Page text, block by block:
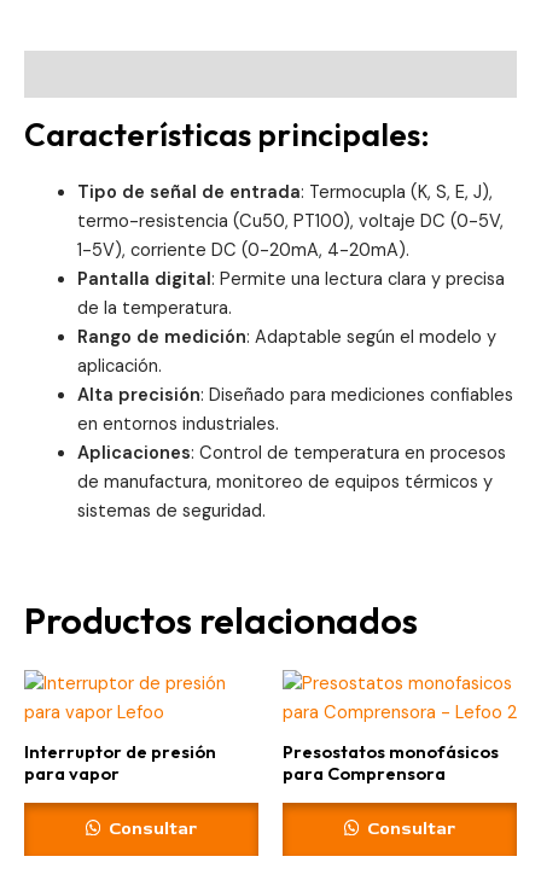
Características principales:
Tipo de señal de entrada: Termocupla (K, S, E, J),
termo-resistencia (Cu50, PT100), voltaje DC (0-5V,
1-5V), corriente DC (0-20mA, 4-20mA).
Pantalla digital: Permite una lectura clara y precisa
de la temperatura.
Rango de medición: Adaptable según el modelo y
aplicación.
Alta precisión: Diseñado para mediciones confiables
en entornos industriales.
Aplicaciones: Control de temperatura en procesos
de manufactura, monitoreo de equipos térmicos y
sistemas de seguridad.
Productos relacionados
Interruptor de presión
para vapor
Consultar
Presostatos monofásicos
para Comprensora
Consultar